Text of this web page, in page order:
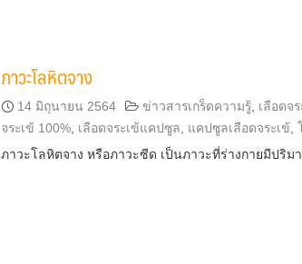
ภาวะโลหิตจาง
14 มิถุนายน 2564 ข่าวสารเกร็ดความรู้, เลือดจ
จระเข้ 100%, เลือดจระเข้แคปซูล, แคปซูลเลือดจระเข้,
ภาวะโลหิตจาง หรือภาวะซีด เป็นภาวะที่ร่างกายมีปริ